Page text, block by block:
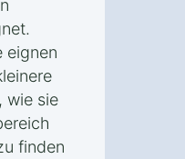
eignen
wie sie
finden